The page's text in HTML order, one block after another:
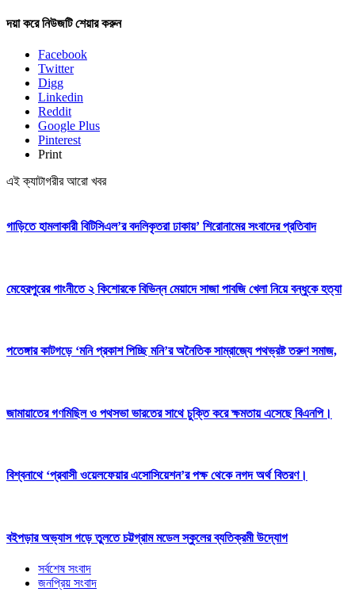
দয়া করে নিউজটি শেয়ার করুন
Facebook
Twitter
Digg
Linkedin
Reddit
Google Plus
Pinterest
Print
এই ক্যাটাগরীর আরো খবর
গাড়িতে হামলাকারী বিটিসিএল’র বদলিকৃতরা ঢাকায়’ শিরোনামের সংবাদের প্রতিবাদ
মেহেরপুরের গাংনীতে ২ কিশোরকে বিভিন্ন মেয়াদে সাজা পাবজি খেলা নিয়ে বন্ধুকে হত্যা
পতেঙ্গার কাটগড়ে ‘মনি প্রকাশ পিচ্ছি মনি’র অনৈতিক সাম্রাজ্যে পথভ্রষ্ট তরুণ সমাজ,
জামায়াতের গণমিছিল ও পথসভা ভারতের সাথে চুক্তি করে ক্ষমতায় এসেছে বিএনপি।
বিশ্বনাথে ‘প্রবাসী ওয়েলফেয়ার এসোসিয়েশন’র পক্ষ থেকে নগদ অর্থ বিতরণ।
বইপড়ার অভ্যাস গড়ে তুলতে চট্টগ্রাম মডেল স্কুলের ব্যতিক্রমী উদ্যোগ
সর্বশেষ সংবাদ
জনপ্রিয় সংবাদ